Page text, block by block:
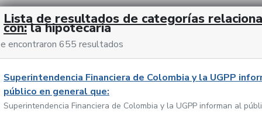
Lista de resultados de categorías
con: la hipotecaria
encontraron 655 resultados
Superintendencia Financiera de Colombia y la UGPP
público en general que:
Superintendencia Financiera de Colombia y la UGPP informan al